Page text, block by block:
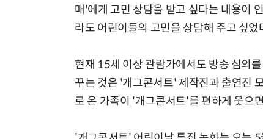
매'에게 고민 상담을 받고 싶다는 내용이
라도 어린이들의 고민을 상담해 주고 싶
현재 15세 이상 관람가에서도 방송 심의
꾸는 것은 '개그콘서트' 제작진과 출연진
로 온 가족이 '개그콘서트'를 편하게 웃으